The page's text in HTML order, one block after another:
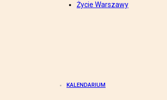
Życie Warszawy
KALENDARIUM